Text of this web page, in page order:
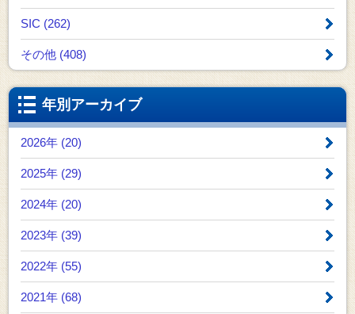
SIC (262)
その他 (408)
年別アーカイブ
2026年 (20)
2025年 (29)
2024年 (20)
2023年 (39)
2022年 (55)
2021年 (68)